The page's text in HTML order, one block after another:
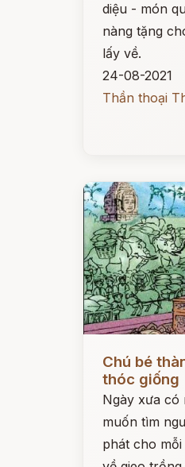
diệu - món
nàng tặng
lấy về.
24-08-2021
Thần thoại
Chú bé
thóc giống
Ngày xưa có
muốn tìm
phát cho